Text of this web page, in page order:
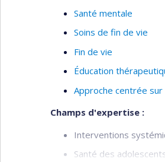
Santé mentale
Soins de fin de vie
Fin de vie
Éducation
Approche centrée sur
Champs d'expertise :
Interventions
Santé des